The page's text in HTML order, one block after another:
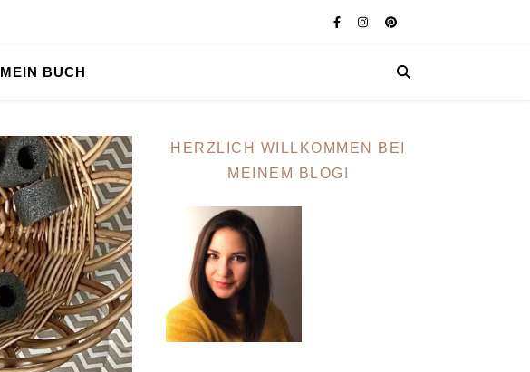
MEIN BUCH
HERZLICH WILLKOMMEN BEI
MEINEM BLOG!